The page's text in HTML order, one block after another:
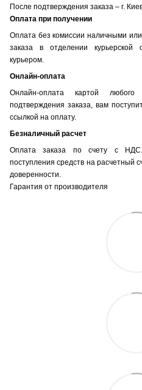
После подтверждения заказа – г.
Оплата при получении
Оплата без комиссии наличными
заказа в отделении курьерской
курьером.
Онлайн-оплата
Онлайн-оплата картой
подтверждения заказа, вам
ссылкой на оплату.
Безналичный расчет
Оплата заказа по счету с НДС.
поступления средств на расчетный
доверенности.
Гарантия от производителя